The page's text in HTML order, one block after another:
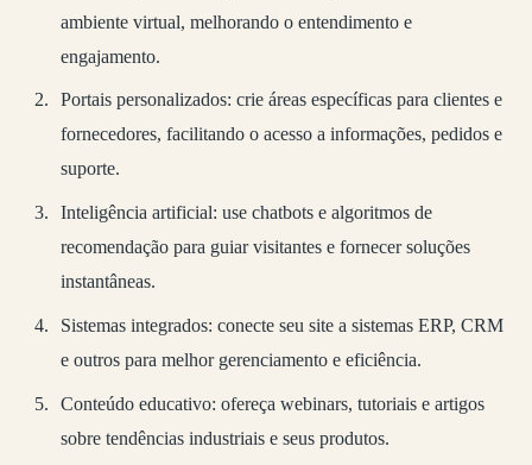
ambiente virtual, melhorando o entendimento e
engajamento.
Portais personalizados: crie áreas específicas para clientes e
fornecedores, facilitando o acesso a informações, pedidos e
suporte.
Inteligência artificial: use chatbots e algoritmos de
recomendação para guiar visitantes e fornecer soluções
instantâneas.
Sistemas integrados: conecte seu site a sistemas ERP, CRM
e outros para melhor gerenciamento e eficiência.
Conteúdo educativo: ofereça webinars, tutoriais e artigos
sobre tendências industriais e seus produtos.